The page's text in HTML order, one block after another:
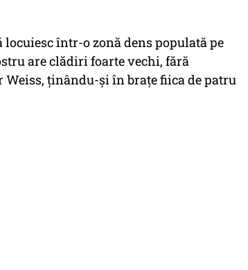
locuiesc într-o zonă dens populată pe
are clădiri foarte vechi, fără
Weiss, ținându-și în brațe fiica de patru